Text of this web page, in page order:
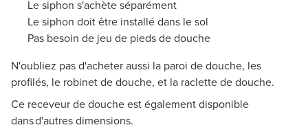
Le siphon s'achète séparément
Le siphon doit être installé dans le sol
Pas besoin de jeu de pieds de douche
N'oubliez pas d'acheter aussi la paroi de douche, les
profilés, le robinet de douche, et la raclette de douche.
Ce receveur de douche est également disponible
dans d'autres dimensions.